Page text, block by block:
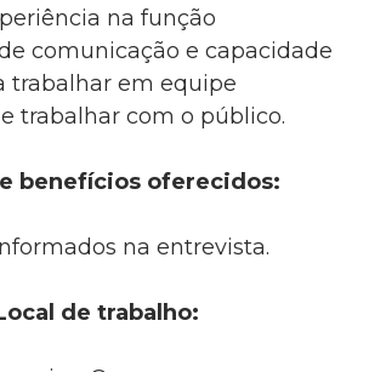
na função
comunicação e capacidade
trabalhar em equipe
trabalhar com o público.
benefícios oferecidos:
na entrevista.
de trabalho: